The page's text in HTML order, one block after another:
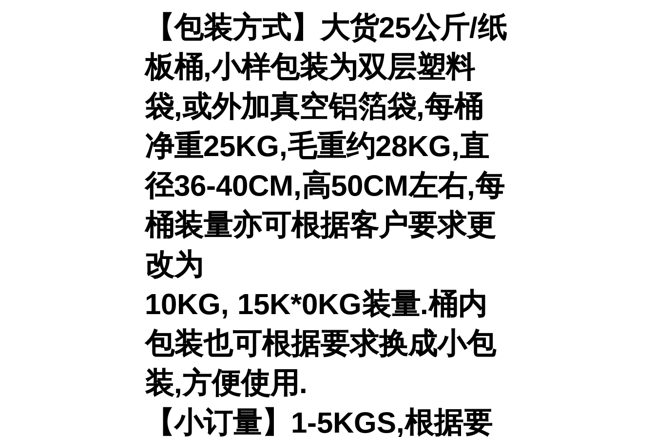
【包装方式】大货25公斤/纸
板桶,小样包装为双层塑料
袋,或外加真空铝箔袋,每桶
净重25KG,毛重约28KG,直
径36-40CM,高50CM左右,每
桶装量亦可根据客户要求更
改为
10KG, 15K*0KG装量.桶内
包装也可根据要求换成小包
装,方便使用.
【小订量】1-5KGS,根据要